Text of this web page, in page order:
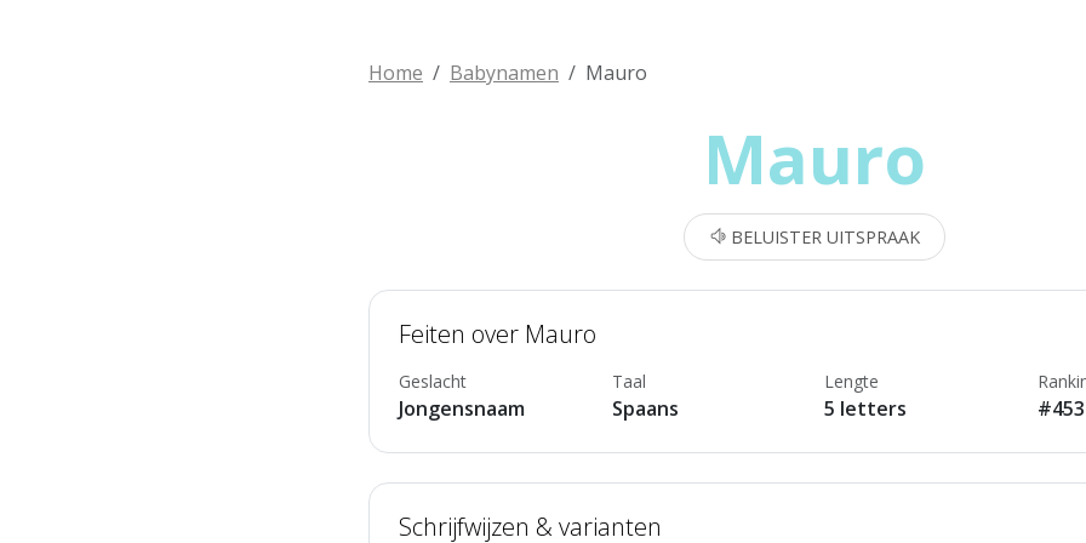
Home Babynamen Mauro
Mauro
BELUISTER UITSPRAAK
Feiten over Mauro
Geslacht
Jongensnaam
Taal
Spaans
Lengte
5 letters
Schrijfwijzen & varianten